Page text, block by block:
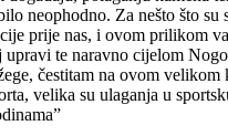
neophodno. Za nešto što su
prije nas, i ovom prilikom
te naravno cijelom
čestitam na ovom velikom
velika su ulaganja u